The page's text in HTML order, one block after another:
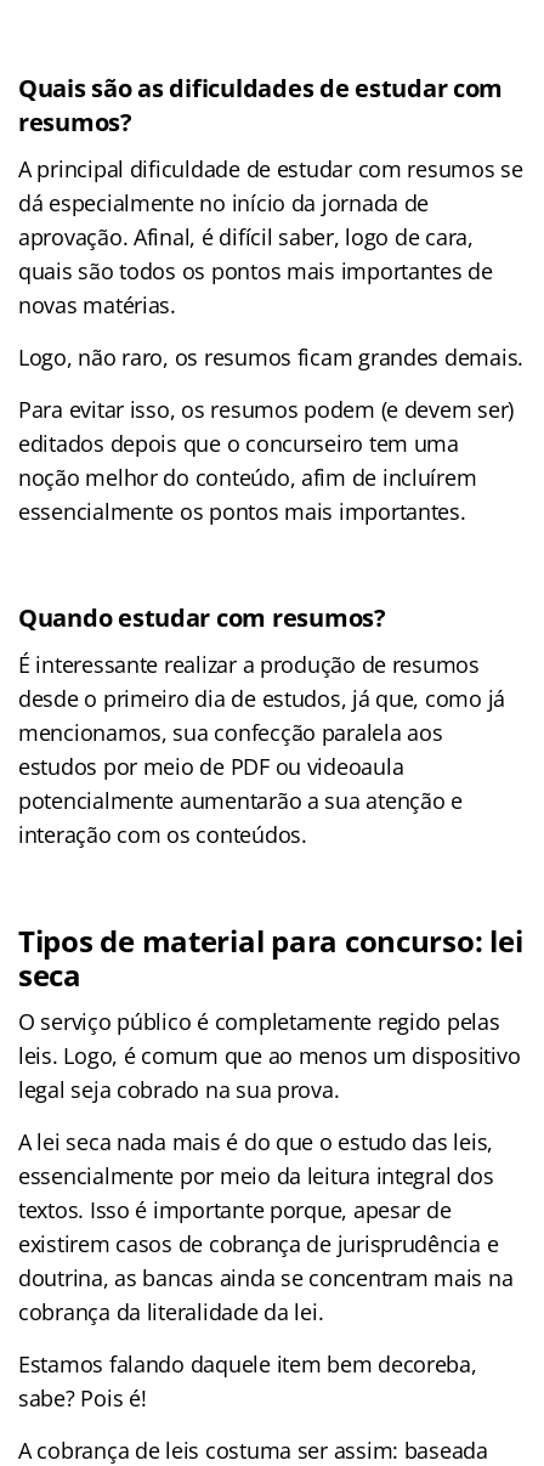
Quais são as dificuldades de estudar com
resumos?
A principal dificuldade de estudar com resumos se
dá especialmente no início da jornada de
aprovação. Afinal, é difícil saber, logo de cara,
quais são todos os pontos mais importantes de
novas matérias.
Logo, não raro, os resumos ficam grandes demais.
Para evitar isso, os resumos podem (e devem ser)
editados depois que o concurseiro tem uma
noção melhor do conteúdo, afim de incluírem
essencialmente os pontos mais importantes.
Quando estudar com resumos?
É interessante realizar a produção de resumos
desde o primeiro dia de estudos, já que, como já
mencionamos, sua confecção paralela aos
estudos por meio de PDF ou videoaula
potencialmente aumentarão a sua atenção e
interação com os conteúdos.
Tipos de material para concurso: lei
seca
O serviço público é completamente regido pelas
leis. Logo, é comum que ao menos um dispositivo
legal seja cobrado na sua prova.
A lei seca nada mais é do que o estudo das leis,
essencialmente por meio da leitura integral dos
textos. Isso é importante porque, apesar de
existirem casos de cobrança de jurisprudência e
doutrina, as bancas ainda se concentram mais na
cobrança da literalidade da lei.
Estamos falando daquele item bem decoreba,
sabe? Pois é!
A cobrança de leis costuma ser assim: baseada